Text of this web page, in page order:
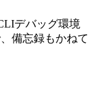
デバッグ環境
備忘録もかねて